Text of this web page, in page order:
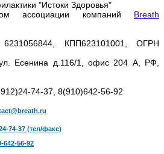
"Истоки Здоровья"
ассоциации компаний Breath
КПП623101001, ОГРН
Есенина д.116/1, офис 204 А, РФ,
74-37, 8(910)642-56-92
74-37 (тел/факс)
642-56-92